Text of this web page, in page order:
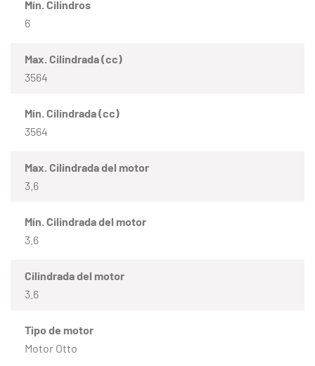
Mín. Cilindros
6
Max. Cilindrada (cc)
3564
Mín. Cilindrada (cc)
3564
Max. Cilindrada del motor
3.6
Mín. Cilindrada del motor
3.6
Cilindrada del motor
3.6
Tipo de motor
Motor Otto